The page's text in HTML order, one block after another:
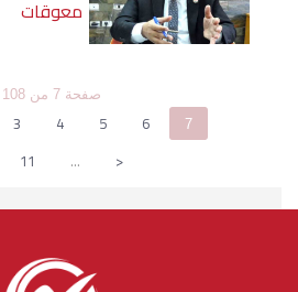
معوقات
صفحة 7 من 108
3 4 5 6 7
11 … >